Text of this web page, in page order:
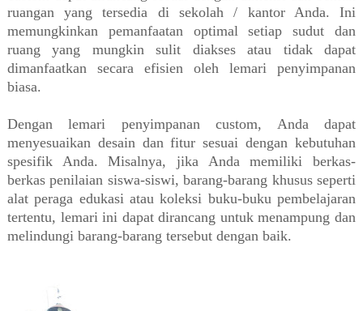
ruangan yang tersedia di sekolah / kantor Anda. Ini
memungkinkan pemanfaatan optimal setiap sudut dan
ruang yang mungkin sulit diakses atau tidak dapat
dimanfaatkan secara efisien oleh lemari penyimpanan
biasa.
Dengan lemari penyimpanan custom, Anda dapat
menyesuaikan desain dan fitur sesuai dengan kebutuhan
spesifik Anda. Misalnya, jika Anda memiliki berkas-
berkas penilaian siswa-siswi, barang-barang khusus seperti
alat peraga edukasi atau koleksi buku-buku pembelajaran
tertentu, lemari ini dapat dirancang untuk menampung dan
melindungi barang-barang tersebut dengan baik.